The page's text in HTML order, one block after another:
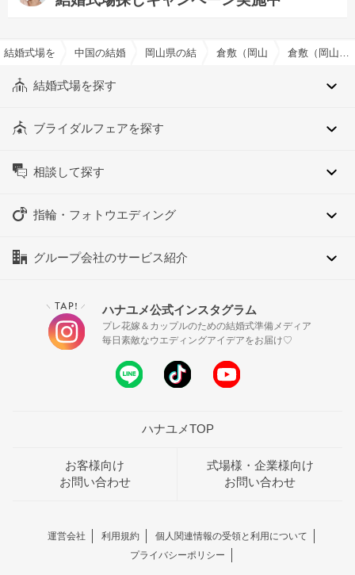
結婚式場を探すならハナユメ
中国の結婚式場 岡山県の結婚式場倉敷（岡山県）の結婚式場
結婚式場を探す
ブライダルフェアを探す
相談して探す
指輪・フォトウエディング
グループ会社のサービス紹介
＼ TAP! ／ ハナユメ公式インスタグラム
プレ花嫁＆カップルのための結婚式準備メディア
毎日素敵なウエディングアイデアをお届け♡
ハナユメTOP
お客様向け
お問い合わせ
式場様・企業様向け
お問い合わせ
運営会社 利用規約
個人関連情報の受領と利用について
プライバシーポリシー